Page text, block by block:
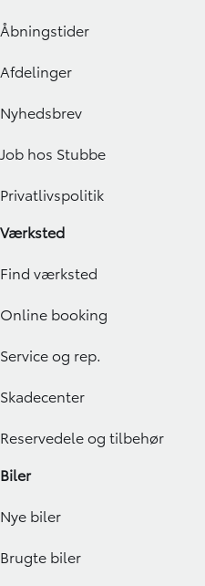
Åbningstider
Afdelinger
Nyhedsbrev
Job hos Stubbe
Privatlivspolitik
Værksted
Find værksted
Online booking
Service og rep.
Skadecenter
Reservedele og tilbehør
Biler
Nye biler
Brugte biler